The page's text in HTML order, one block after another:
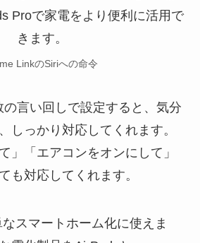
LinkのSiriへの命令
言い回しで設定すると、気分
しっかり対応してくれます。
」「エアコンをオンにして」
も対応してくれます。
スマートホーム化に使えま